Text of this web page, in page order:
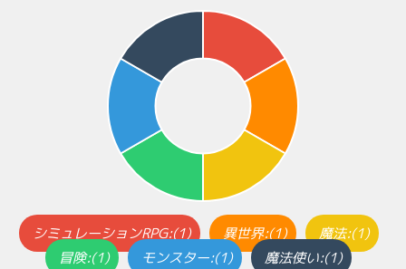
シミュレーションRPG:(1) 異世界:(1)
魔法:(1)
冒険:(1)
モンスター:(1) 魔法使い:(1)